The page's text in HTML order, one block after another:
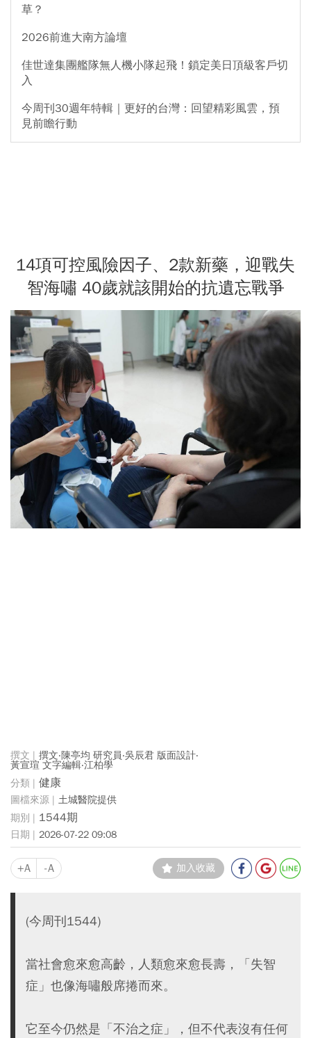
草？
2026前進大南方論壇
佳世達集團艦隊無人機小隊起飛！鎖定美日頂級客戶切
入
今周刊30週年特輯｜更好的台灣：回望精彩風雲，預
見前瞻行動
14項可控風險因子、2款新藥，迎戰失
智海嘯 40歲就該開始的抗遺忘戰爭
撰文‧陳亭均 研究員‧吳辰君 版面設計‧
黃宣瑄 文字編輯‧江柏學
健康
土城醫院提供
1544期
2026-07-22 09:08
+A -A 加入收藏
(今周刊1544)
當社會愈來愈高齡，人類愈來愈長壽，「失智
症」也像海嘯般席捲而來。
它至今仍然是「不治之症」，但不代表沒有任何